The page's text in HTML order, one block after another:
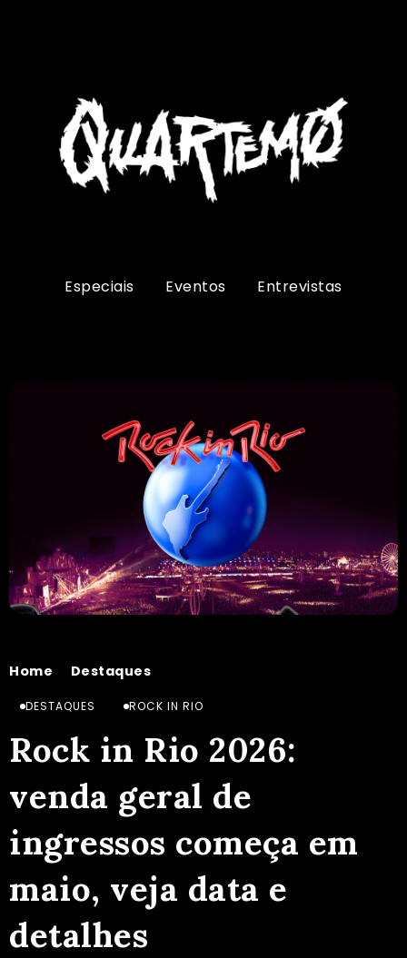
Especiais Eventos Entrevistas
Home Destaques
DESTAQUES ROCK IN RIO
Rock in Rio 2026:
venda geral de
ingressos começa em
maio, veja data e
detalhes